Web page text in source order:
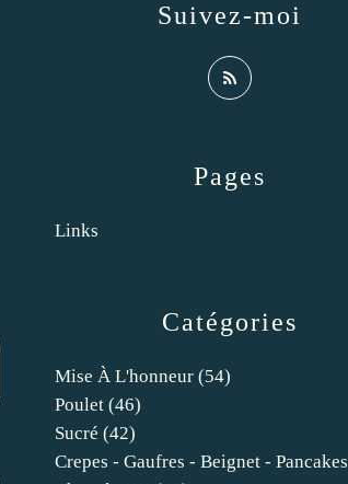
Catégories
Mise À L'honneur (54)
Poulet (46)
Sucré (42)
Crepes - Gaufres - Beignet - Pancakes
Pages
Links
Suivez-moi